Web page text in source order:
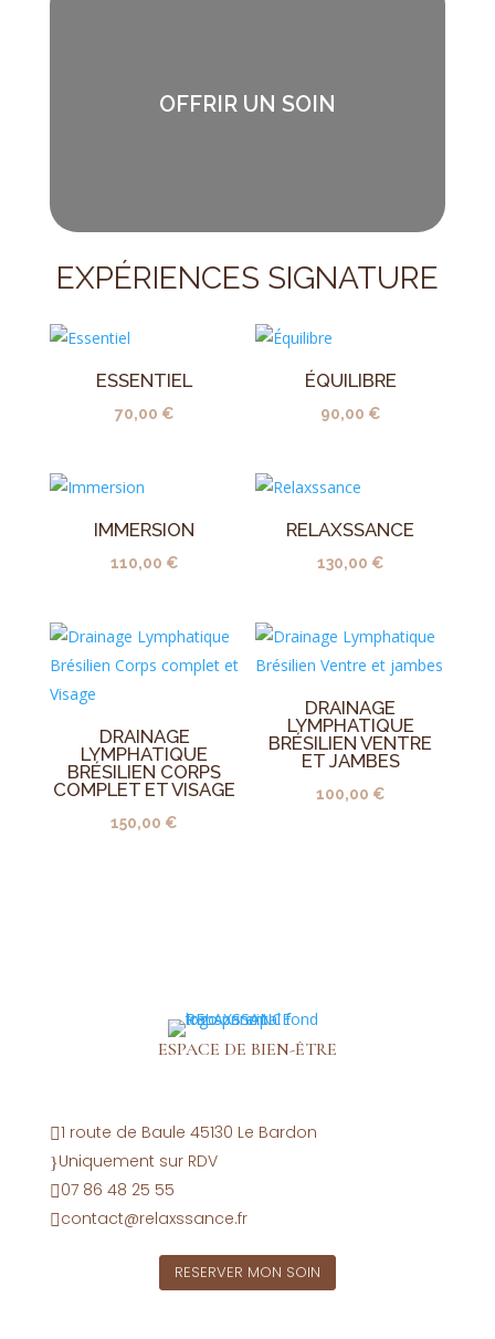
OFFRIR UN SOIN
EXPÉRIENCES SIGNATURE
ESSENTIEL
70,00 €
ÉQUILIBRE
90,00 €
IMMERSION
110,00 €
RELAXSSANCE
130,00 €
DRAINAGE
LYMPHATIQUE
BRÉSILIEN CORPS
COMPLET ET VISAGE
150,00 €
DRAINAGE
LYMPHATIQUE
BRÉSILIEN VENTRE
ET JAMBES
100,00 €
ESPACE DE BIEN-ÊTRE
1 route de Baule 45130 Le Bardon
}Uniquement sur RDV
07 86 48 25 55
contact@relaxssance.fr
RESERVER MON SOIN